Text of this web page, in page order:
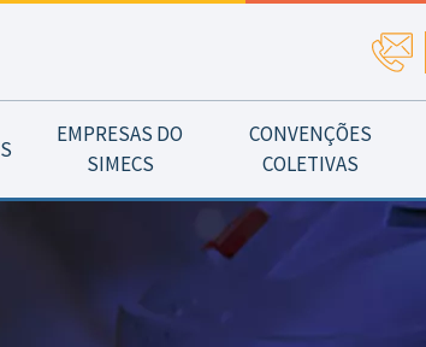
EMPRESAS DO
SIMECS
CONVENÇÕES
COLETIVAS